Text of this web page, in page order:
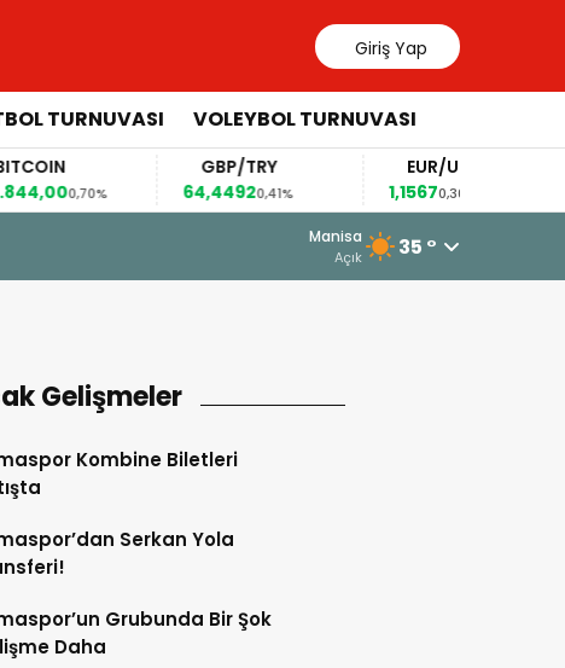
Giriş Yap
TURNUVASI VOLEYBOL TURNUVASI
0,70%
GBP/TRY
64,44920,41%
EUR/USD
1,1567 0,36%
5 Ağustos 2026 - 10:34
Somaspor’un Grubunda Bir Şok
Manisa
Açık 35 °
Gelişmeler
Kombine Biletleri
Serkan Yola
Grubunda Bir Şok
Daha